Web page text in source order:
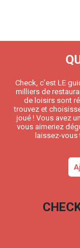
Check, c’est LE
milliers de
de loisirs sont
trouvez et
joué ! Vous avez
vous aimeriez
laissez-